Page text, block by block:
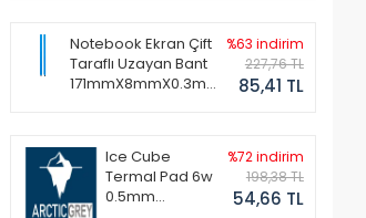
Notebook Ekran Çift
Taraflı Uzayan Bant
171mmX8mmX0.3mm
%63 indirim
227,76 TL
85,41 TL
Ice Cube
Termal Pad 6w
0.5mm
%72 indirim
198,38 TL
54,66 TL